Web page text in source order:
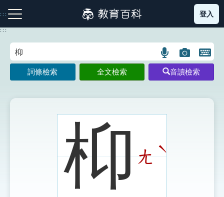
到
主
:::
注音索引圖示 筆畫索引圖示 部首索引表圖示
登入
:::
語
言
搜
示
圖
片
搜
開
鍵
圖
詞條檢索 全文檢索 音讀檢索
枊ㄤ ˋ